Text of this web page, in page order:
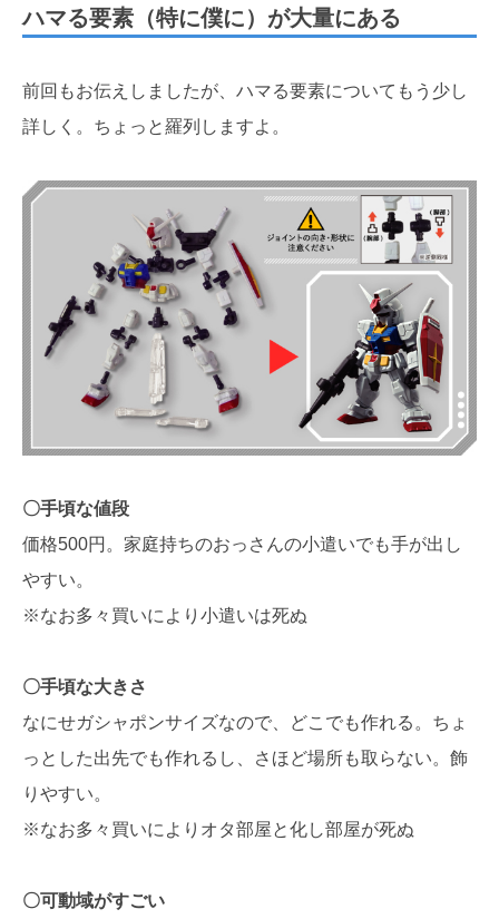
ハマる要素（特に僕に）が大量にある
前回もお伝えしましたが、ハマる要素についてもう少し
詳しく。ちょっと羅列しますよ。
〇手頃な値段
価格500円。家庭持ちのおっさんの小遣いでも手が出し
やすい。
※なお多々買いにより小遣いは死ぬ
〇手頃な大きさ
なにせガシャポンサイズなので、どこでも作れる。ちょ
っとした出先でも作れるし、さほど場所も取らない。飾
りやすい。
※なお多々買いによりオタ部屋と化し部屋が死ぬ
〇可動域がすごい